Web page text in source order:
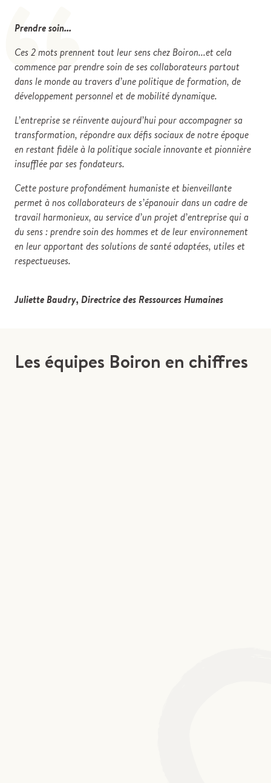
“
Prendre soin...
Ces 2 mots prennent tout leur sens chez Boiron...et cela
commence par prendre soin de ses collaborateurs partout
dans le monde au travers d’une politique de formation, de
développement personnel et de mobilité dynamique.
L’entreprise se réinvente aujourd’hui pour accompagner sa
transformation, répondre aux défis sociaux de notre époque
en restant fidèle à la politique sociale innovante et pionnière
insufflée par ses fondateurs.
Cette posture profondément humaniste et bienveillante
permet à nos collaborateurs de s’épanouir dans un cadre de
travail harmonieux, au service d’un projet d’entreprise qui a
du sens : prendre soin des hommes et de leur environnement
en leur apportant des solutions de santé adaptées, utiles et
respectueuses.
Juliette Baudry, Directrice des Ressources Humaines
Les équipes Boiron en chiffres